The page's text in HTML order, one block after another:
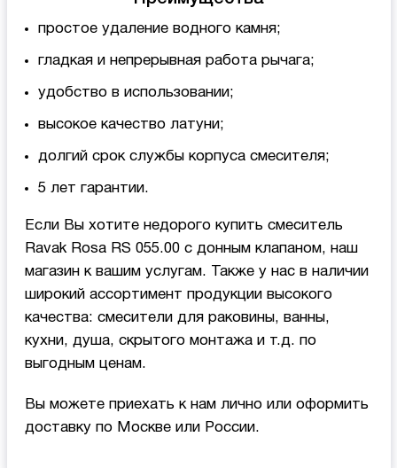
простое удаление водного камня;
гладкая и непрерывная работа рычага;
удобство в использовании;
высокое качество латуни;
долгий срок службы корпуса смесителя;
5 лет гарантии.
Если Вы хотите недорого купить смеситель
Ravak Rosa RS 055.00 с донным клапаном, наш
магазин к вашим услугам. Также у нас в наличии
широкий ассортимент продукции высокого
качества: смесители для раковины, ванны,
кухни, душа, скрытого монтажа и т.д. по
выгодным ценам.
Вы можете приехать к нам лично или оформить
доставку по Москве или России.